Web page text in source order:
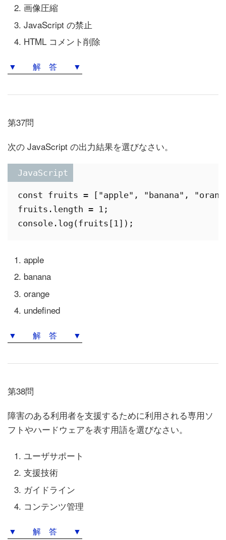
画像圧縮
JavaScript の禁止
HTML コメント削除
▼ 解 答 ▼
第37問
次の JavaScript の出力結果を選びなさい。
JavaScript
const fruits = ["apple", "banana",
fruits.length = 1;
apple
banana
orange
undefined
▼ 解 答 ▼
第38問
障害のある利用者を支援するために利用される専用ソ
フトやハードウェアを表す用語を選びなさい。
ユーザサポート
支援技術
ガイドライン
コンテンツ管理
▼ 解 答 ▼